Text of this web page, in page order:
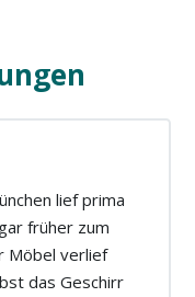
lief prima
früher zum
Möbel verlief
das Geschirr